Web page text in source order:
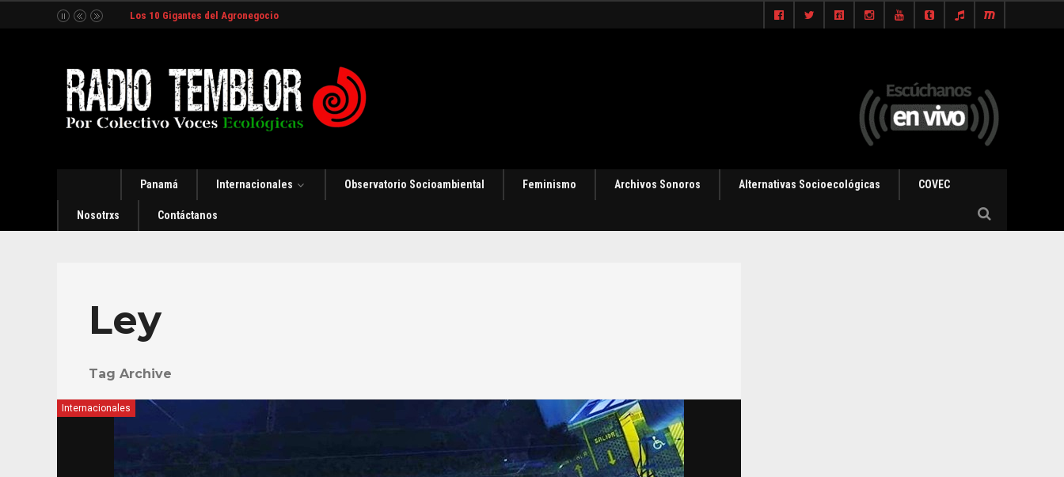
Los 10 Gigantes del Agronegocio
Panamá Internacionales Observatorio Socioambiental Feminismo Archivos Sonoros Alternativas Socioecológicas COVEC
Nosotrxs Contáctanos
Ley
Tag Archive
Internacionales